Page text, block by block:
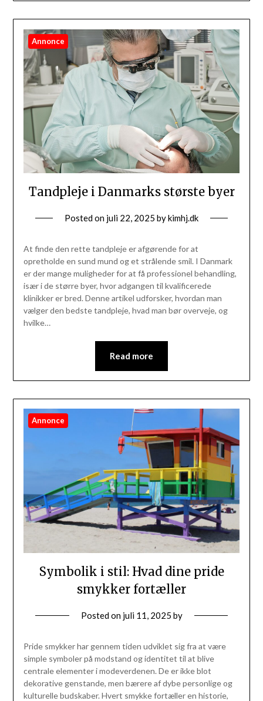
Annonce
Tandpleje i Danmarks største byer
Posted on juli 22, 2025 bykimhj.dk
At finde den rette tandpleje er afgørende for at
opretholde en sund mund og et strålende smil. I Danmark
er der mange muligheder for at få professionel behandling,
især i de større byer, hvor adgangen til kvalificerede
klinikker er bred. Denne artikel udforsker, hvordan man
vælger den bedste tandpleje, hvad man bør overveje, og
hvilke…
Read more
Annonce
Symbolik i stil: Hvad dine pride
smykker fortæller
Posted on juli 11, 2025 by
Pride smykker har gennem tiden udviklet sig fra at være
simple symboler på modstand og identitet til at blive
centrale elementer i modeverdenen. De er ikke blot
dekorative genstande, men bærere af dybe personlige og
kulturelle budskaber. Hvert smykke fortæller en historie,